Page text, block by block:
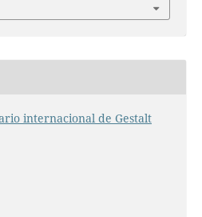
internacional de Gestalt